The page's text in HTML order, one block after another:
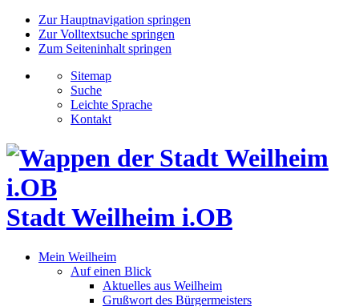
Zur Hauptnavigation springen
Zur Volltextsuche springen
Zum Seiteninhalt springen
Sitemap
Suche
Leichte Sprache
Kontakt
Stadt Weilheim i.OB
Mein Weilheim
Auf einen Blick
Aktuelles aus Weilheim
Grußwort des Bürgermeisters